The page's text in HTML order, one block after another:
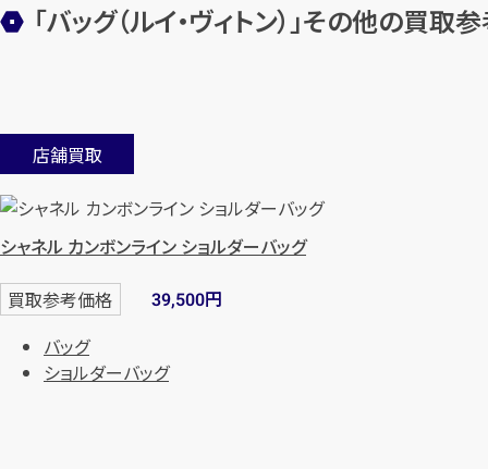
「バッグ（ルイ・ヴィトン）」その他の買取
店舗買取
シャネル カンボンライン ショルダーバッグ
買取参考価格 39,500円
バッグ
ショルダーバッグ